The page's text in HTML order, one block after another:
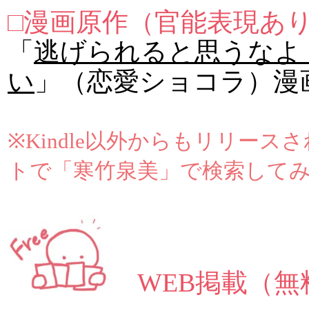
□漫画原作（官能表現あ
「 逃げられると思うな
い 」（恋愛ショコラ）
※Kindle以外からもリリース
トで「寒竹泉美」で検索して
WEB掲載（無